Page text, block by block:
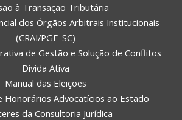
à Transação Tributária
dos Órgãos Arbitrais Institucionais
(CRAI/PGE-SC)
de Gestão e Solução de Conflitos
Dívida Ativa
Manual das Eleições
Honorários Advocatícios ao Estado
da Consultoria Jurídica